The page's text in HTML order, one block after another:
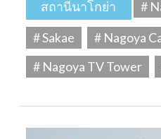
สถานีนาโกย่า
#
# Sakae
# Nagoya
# Nagoya TV Tower